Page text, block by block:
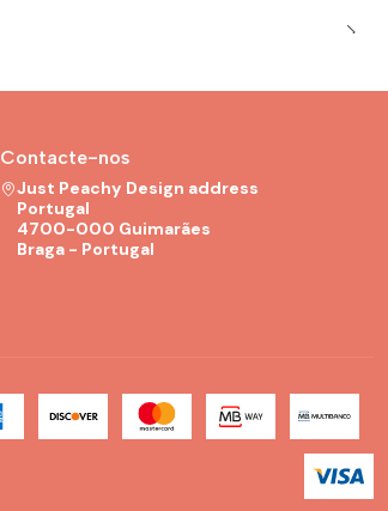
Contacte-nos
Just Peachy Design address
Portugal
4700-000 Guimarães
Braga - Portugal